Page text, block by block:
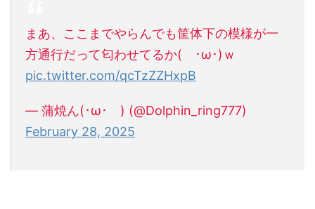
まあ、ここまでやらんでも筐体下の模様が一
方通行だって匂わせてるか( ･ω･)ｗ
pic.twitter.com/qcTzZZHxpB
— 蒲焼ん(･ω･ ) (@Dolphin_ring777)
February 28, 2025